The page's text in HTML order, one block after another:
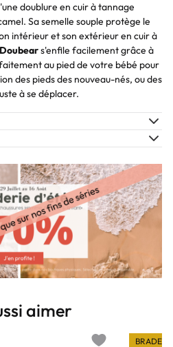
doublure en cuir à tannage
Sa semelle souple protège le
intérieur et son extérieur en cuir à
Doubears'enfile facilement grâce à
au pied de votre bébé pour
des pieds des nouveau-nés, ou des
à se déplacer.
aimer